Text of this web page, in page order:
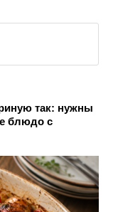
так: нужны
блюдо с